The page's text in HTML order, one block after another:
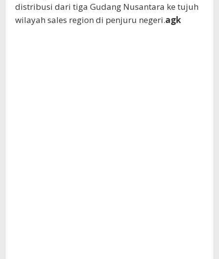
distribusi dari tiga Gudang Nusantara ke tujuh
wilayah sales region di penjuru negeri.agk